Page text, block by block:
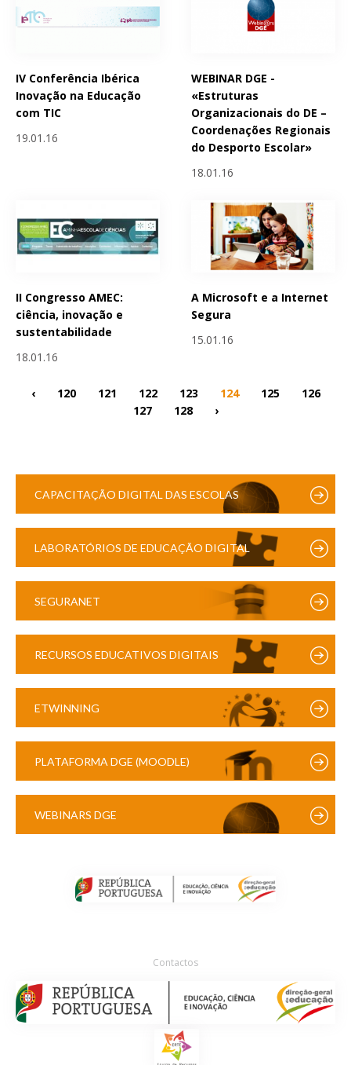
IV Conferência Ibérica
Inovação na Educação
com TIC
19.01.16
WEBINAR DGE -
«Estruturas
Organizacionais do DE –
Coordenações Regionais
do Desporto Escolar»
18.01.16
II Congresso AMEC:
ciência, inovação e
sustentabilidade
18.01.16
A Microsoft e a Internet
Segura
15.01.16
‹ 120 121 122 123 124 125
126
127
128 ›
CAPACITAÇÃO DIGITAL DAS ESCOLAS
LABORATÓRIOS DE EDUCAÇÃO DIGITAL
SEGURANET
RECURSOS EDUCATIVOS DIGITAIS
ETWINNING
PLATAFORMA DGE (MOODLE)
WEBINARS DGE
Contactos